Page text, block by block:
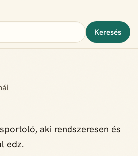
Keresés
aki rendszeresen és
edz.